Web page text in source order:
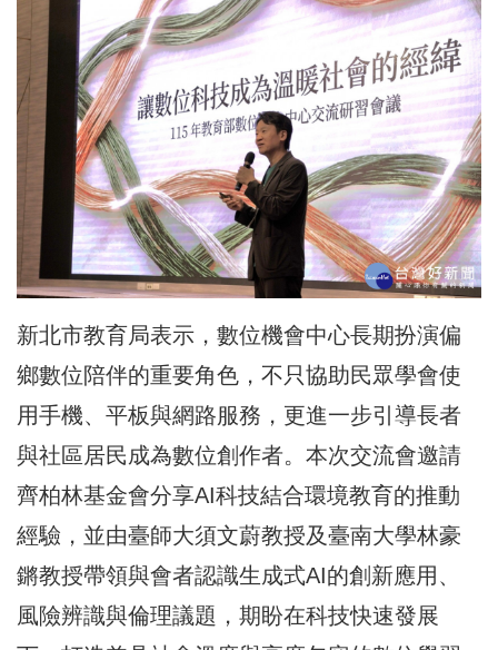
新北市教育局表示，數位機會中心長期扮演偏
鄉數位陪伴的重要角色，不只協助民眾學會使
用手機、平板與網路服務，更進一步引導長者
與社區居民成為數位創作者。本次交流會邀請
齊柏林基金會分享AI科技結合環境教育的推動
經驗，並由臺師大須文蔚教授及臺南大學林豪
鏘教授帶領與會者認識生成式AI的創新應用、
風險辨識與倫理議題，期盼在科技快速發展